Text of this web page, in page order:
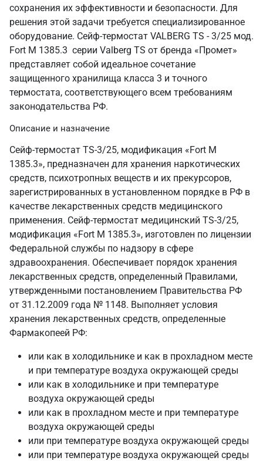
сохранения их эффективности и безопасности. Для
решения этой задачи требуется специализированное
оборудование. Сейф-термостат VALBERG TS - 3/25 мод.
Fort M 1385.3 серии Valberg TS от бренда «Промет»
представляет собой идеальное сочетание
защищенного хранилища класса 3 и точного
термостата, соответствующего всем требованиям
законодательства РФ.
Описание и назначение
Сейф-термостат TS-3/25, модификация «Fort М
1385.3», предназначен для хранения наркотических
средств, психотропных веществ и их прекурсоров,
зарегистрированных в установленном порядке в РФ в
качестве лекарственных средств медицинского
применения. Сейф-термостат медицинский TS-3/25,
модификация «Fort М 1385.3», изготовлен по лицензии
Федеральной службы по надзору в сфере
здравоохранения. Обеспечивает порядок хранения
лекарственных средств, определенный Правилами,
утвержденными постановлением Правительства РФ
от 31.12.2009 года № 1148. Выполняет условия
хранения лекарственных средств, определенные
Фармакопеей РФ:
или как в холодильнике и как в прохладном месте
и при температуре воздуха окружающей среды
или как в холодильнике и при температуре
воздуха окружающей среды
или как в прохладном месте и при температуре
воздуха окружающей среды
или при температуре воздуха окружающей среды
или при температуре воздуха окружающей среды